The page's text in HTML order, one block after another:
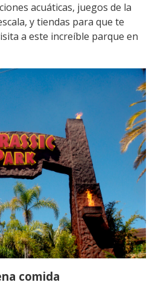
acuáticas, juegos de la
y tiendas para que te
a este increíble parque en
comida